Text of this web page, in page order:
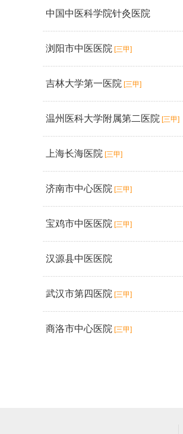
[三甲]
中国中医科学院针灸医院
浏阳市中医医院 [三甲]
吉林大学第一医院 [三甲]
温州医科大学附属第二医院 [三甲]
上海长海医院 [三甲]
济南市中心医院 [三甲]
宝鸡市中医医院 [三甲]
汉源县中医医院
武汉市第四医院 [三甲]
商洛市中心医院 [三甲]